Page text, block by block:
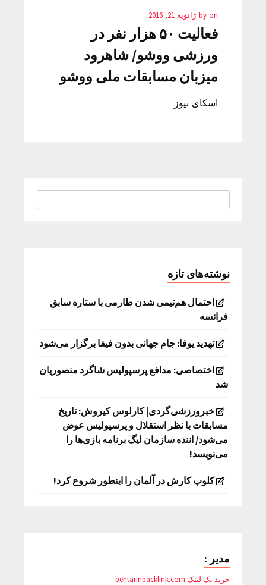
by on ژانویه 21, 2016
فعالیت ۵۰ هزار نفر در
ورزشی ووشو/ شاهرود
میزبان مسابقات ملی ووشو
اسکای نیوز
نوشته‌های تازه
احتمال هم‌تیمی شدن طارمی با ستاره سابق
فرانسه
تهدید یوفا: جام جهانی بدون فیفا برگزار می‌شود
اختصاصی: مدافع پرسپولیس شاگرد منصوریان
شد
خبرورزشی‌گردی| کارلوس کیروش: تاریخ
مسابقات با نظر استقلال و پرسپولیس عوض
می‌شود/ اننده سازمان لیگ برنامه بازی‌ها را
می‌نویسد!
کلوپ کارش در آلمان را اینطور شروع کرد!
مدیر :
خرید بک لینک behtarinbacklink.com